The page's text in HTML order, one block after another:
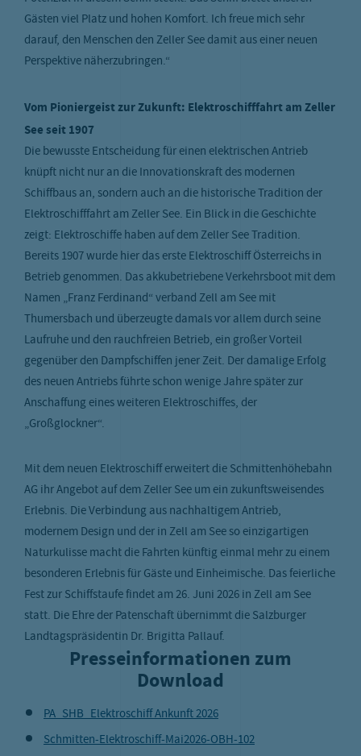
Gästen viel Platz und hohen Komfort. Ich freue mich sehr
darauf, den Menschen den Zeller See damit aus einer neuen
Perspektive näherzubringen.“
Vom Pioniergeist zur Zukunft: Elektroschifffahrt am Zeller
See seit 1907
Die bewusste Entscheidung für einen elektrischen Antrieb
knüpft nicht nur an die Innovationskraft des modernen
Schiffbaus an, sondern auch an die historische Tradition der
Elektroschifffahrt am Zeller See. Ein Blick in die Geschichte
zeigt: Elektroschiffe haben auf dem Zeller See Tradition.
Bereits 1907 wurde hier das erste Elektroschiff Österreichs in
Betrieb genommen. Das akkubetriebene Verkehrsboot mit dem
Namen „Franz Ferdinand“ verband Zell am See mit
Thumersbach und überzeugte damals vor allem durch seine
Laufruhe und den rauchfreien Betrieb, ein großer Vorteil
gegenüber den Dampfschiffen jener Zeit. Der damalige Erfolg
des neuen Antriebs führte schon wenige Jahre später zur
Anschaffung eines weiteren Elektroschiffes, der
„Großglockner“.
Mit dem neuen Elektroschiff erweitert die Schmittenhöhebahn
AG ihr Angebot auf dem Zeller See um ein zukunftsweisendes
Erlebnis. Die Verbindung aus nachhaltigem Antrieb,
modernem Design und der in Zell am See so einzigartigen
Naturkulisse macht die Fahrten künftig einmal mehr zu einem
besonderen Erlebnis für Gäste und Einheimische. Das feierliche
Fest zur Schiffstaufe findet am 26. Juni 2026 in Zell am See
statt. Die Ehre der Patenschaft übernimmt die Salzburger
Landtagspräsidentin Dr. Brigitta Pallauf.
Presseinformationen zum
Download
PA_SHB_Elektroschiff Ankunft 2026
Schmitten-Elektroschiff-Mai2026-OBH-102